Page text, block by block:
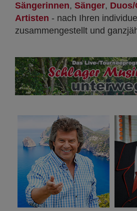
Sängerinnen, Sänger,
Artisten - nach Ihren
zusammengestellt und